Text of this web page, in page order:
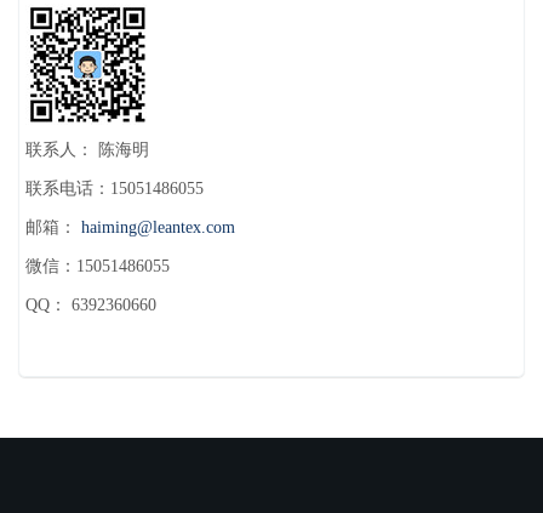
联系人： 陈海明
联系电话：15051486055
邮箱： haiming@leantex.com
微信：15051486055
QQ： 6392360660